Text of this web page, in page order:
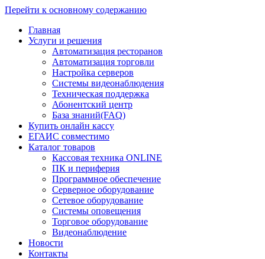
Перейти к основному содержанию
Главная
Услуги и решения
Автоматизация ресторанов
Автоматизация торговли
Настройка серверов
Системы видеонаблюдения
Техническая поддержка
Абонентский центр
База знаний(FAQ)
Купить онлайн кассу
ЕГАИС совместимо
Каталог товаров
Кассовая техника ONLINE
ПК и периферия
Программное обеспечение
Серверное оборудование
Сетевое оборудование
Системы оповещения
Торговое оборудование
Видеонаблюдение
Новости
Контакты